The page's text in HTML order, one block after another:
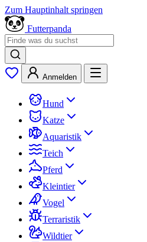
Zum Hauptinhalt springen
Futterpanda
Anmelden
Hund
Katze
Aquaristik
Teich
Pferd
Kleintier
Vogel
Terraristik
Wildtier